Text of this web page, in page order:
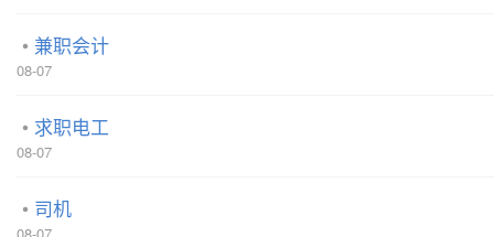
兼职会计
08-07
求职电工
08-07
司机